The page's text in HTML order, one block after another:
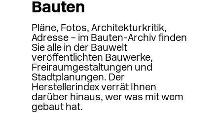
Bauten
Pläne, Fotos, Architekturkritik,
Adresse – im Bauten-Archiv finden
Sie alle in der Bauwelt
veröffentlichten Bauwerke,
Freiraumgestaltungen und
Stadtplanungen. Der
Herstellerindex verrät Ihnen
darüber hinaus, wer was mit wem
gebaut hat.